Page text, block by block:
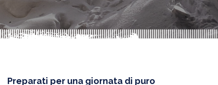
Preparati per una giornata di puro